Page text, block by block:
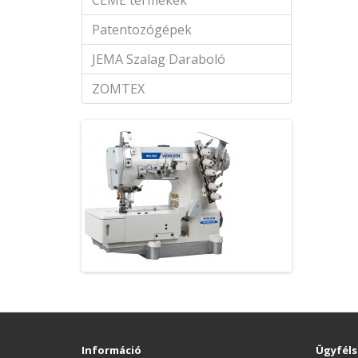
Patentozógépek
JEMA Szalag Daraboló
ZOMTEX
Információ